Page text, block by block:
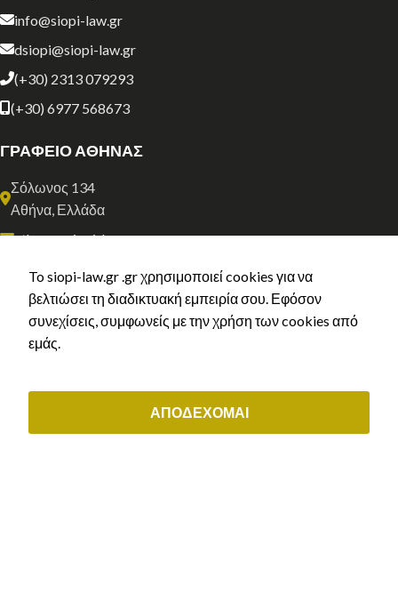
info@siopi-law.gr
dsiopi@siopi-law.gr
(+30) 2313 079293
(+30) 6977 568673
ΓΡΑΦΕΙΟ ΑΘΗΝΑΣ
Σόλωνος 134
Αθήνα, Ελλάδα
athens@siopi-law.gr
ΟΙ ΥΠΗΡΕΣΙΕΣ ΜΑΣ
Αστικό Δίκαιο
Διοικητικό δίκαιο
Μεταναστευτικό δίκαιο & δίκαιο ιθαγένειας
To siopi-law.gr .gr χρησιμοποιεί cookies για να
βελτιώσει τη διαδικτυακή εμπειρία σου. Εφόσον
συνεχίσεις, συμφωνείς με την χρήση των cookies από
εμάς.
ΑΠΟΔΕΧΟΜΑΙ